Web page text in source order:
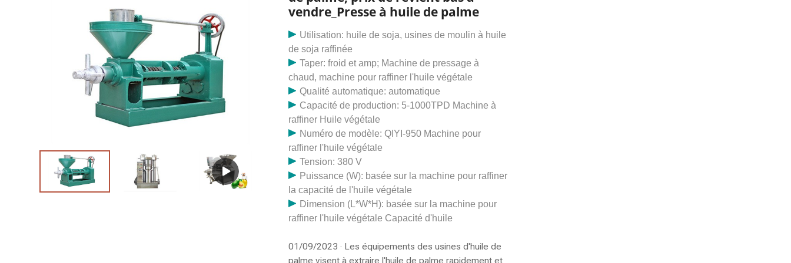
disposons d'installations internes pour la conception et
la fabrication de divers modèles d'expulseurs
d'huile/presse à vis, de filtres. Rajiv Engineering Works
est la première entreprise impliquée dans la fabrication
et l'exportation de machines complètes pour moulins à
huile, d'expulseurs d'huile, de filtres-presses,
d'ascenseurs, de presses à vis et d'une large gamme
de pièces de rechange. La société a la capacité de
fournir des produits sur mesure. Nous sommes
engagés dans l'offre d'une fraiseuse d'huile d'arachide,
d'une presse à expulser d'huile d'arachide, d'une
expulseuse d'huile de jatropha, d'une machine pour
l'extraction d'huile, de machines de moulin à huile de
moutarde, d'huile. Ceci est soigneusement conçu pour
une efficacité plus élevée, un faible coût d’exploitation
et une exposition d’huile pour les graines de coton.
d'automatisation : semi-automatique. Machine
d'extraction d'huile de graines de coton, capacité : 13
vendre_Presse à huile de palme
Utilisation: huile de soja, usines de moulin à huile
de soja raffinée
Taper: froid et amp; Machine de pressage à
chaud, machine pour raffiner l'huile végétale
Qualité automatique: automatique
Capacité de production: 5-1000TPD Machine à
raffiner Huile végétale
Numéro de modèle: QIYI-950 Machine pour
raffiner l'huile végétale
Tension: 380 V
Puissance (W): basée sur la machine pour raffiner
la capacité de l'huile végétale
Dimension (L*W*H): basée sur la machine pour
raffiner l'huile végétale Capacité d'huile
01/09/2023 · Les équipements des usines d'huile de
palme visent à extraire l'huile de palme rapidement et